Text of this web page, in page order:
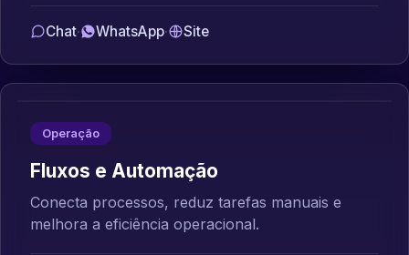
Chat· WhatsApp· Site
Operação
Fluxos e Automação
Conecta processos, reduz tarefas manuais e
melhora a eficiência operacional.